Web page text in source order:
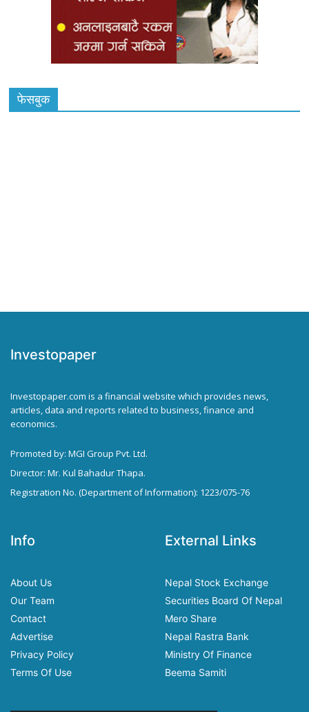
फेसबुक
Investopaper
Investopaper.com is a financial website which provides news,
articles, data and reports related to business, finance and
economics.
Promoted by: MGI Group Pvt. Ltd.
Director: Mr. Kul Bahadur Thapa.
Registration No. (Department of Information): 1223/075-76
Info
About Us
Our Team
Contact
Advertise
Privacy Policy
Terms Of Use
External Links
Nepal Stock Exchange
Securities Board Of Nepal
Mero Share
Nepal Rastra Bank
Ministry Of Finance
Beema Samiti